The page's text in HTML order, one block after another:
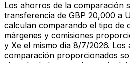
Los ahorros de la comparación
transferencia de GBP 20,000 a
calculan comparando el tipo de
márgenes y comisiones
y Xe el mismo día 8/7/2026. Los
comparación proporcionados